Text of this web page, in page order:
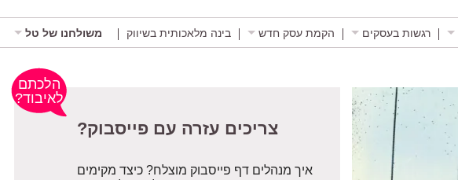
רגשות בעסקים הקמת עסק חדש בינה מלאכותית בשיווק משולחנו של טל
צריכים עזרה עם פייסבוק?
איך מנהלים דף פייסבוק מוצלח? כיצד מקימים